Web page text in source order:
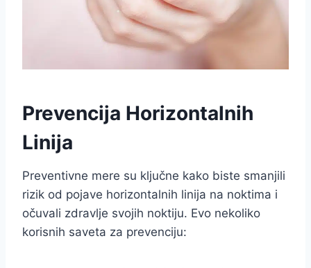
Prevencija Horizontalnih
Linija
Preventivne mere su ključne kako biste smanjili
rizik od pojave horizontalnih linija na noktima i
očuvali zdravlje svojih noktiju. Evo nekoliko
korisnih saveta za prevenciju: